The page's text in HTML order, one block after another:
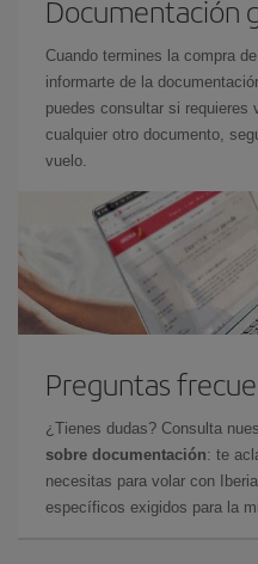
Documentación
Cuando termines la compra
informarte de la
puedes consultar si requieres
cualquier otro documento,
vuelo.
Preguntas
¿Tienes dudas? Consulta
sobre documentación: te
necesitas para volar con
específicos exigidos para la